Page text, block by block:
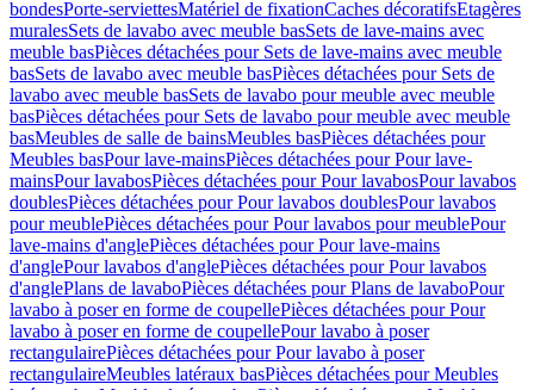
bondesPorte-serviettesMatériel de fixationCaches décoratifsEtagères
muralesSets de lavabo avec meuble basSets de lave-mains avec
meuble basPièces détachées pour Sets de lave-mains avec meuble
basSets de lavabo avec meuble basPièces détachées pour Sets de
lavabo avec meuble basSets de lavabo pour meuble avec meuble
basPièces détachées pour Sets de lavabo pour meuble avec meuble
basMeubles de salle de bainsMeubles basPièces détachées pour
Meubles basPour lave-mainsPièces détachées pour Pour lave-
mainsPour lavabosPièces détachées pour Pour lavabosPour lavabos
doublesPièces détachées pour Pour lavabos doublesPour lavabos
pour meublePièces détachées pour Pour lavabos pour meublePour
lave-mains d'anglePièces détachées pour Pour lave-mains
d'anglePour lavabos d'anglePièces détachées pour Pour lavabos
d'anglePlans de lavaboPièces détachées pour Plans de lavaboPour
lavabo à poser en forme de coupellePièces détachées pour Pour
lavabo à poser en forme de coupellePour lavabo à poser
rectangulairePièces détachées pour Pour lavabo à poser
rectangulaireMeubles latéraux basPièces détachées pour Meubles